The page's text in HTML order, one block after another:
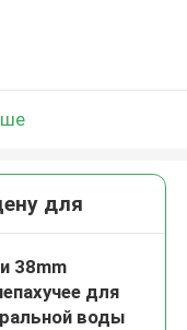
для
38mm
для
воды